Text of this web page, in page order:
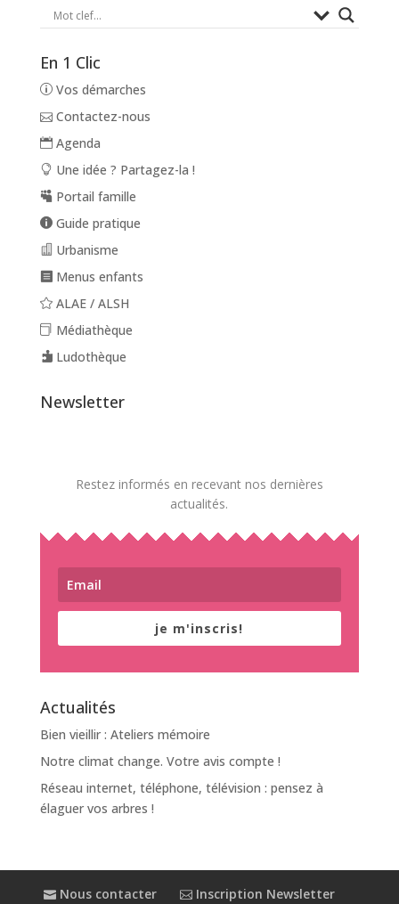
En 1 Clic
Vos démarches
Contactez-nous
Agenda
Une idée ? Partagez-la !
Portail famille
Guide pratique
Urbanisme
Menus enfants
ALAE / ALSH
Médiathèque
Ludothèque
Newsletter
Restez informés en recevant nos dernières
actualités.
je m'inscris!
Actualités
Bien vieillir : Ateliers mémoire
Notre climat change. Votre avis compte !
Réseau internet, téléphone, télévision : pensez à
élaguer vos arbres !
Nous contacter Inscription Newsletter